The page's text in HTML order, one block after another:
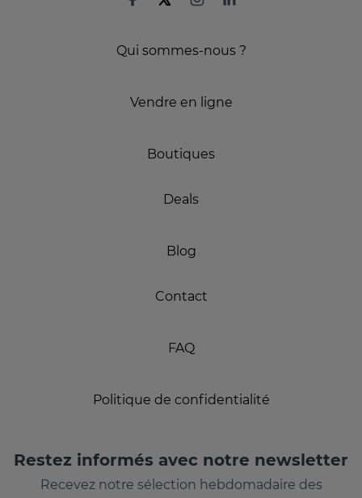
Qui sommes-nous ?
Vendre en ligne
Boutiques
Deals
Blog
Contact
FAQ
Politique de confidentialité
Restez informés avec notre newsletter
Recevez notre sélection hebdomadaire des